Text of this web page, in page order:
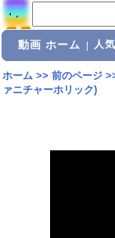
動画 ホーム 人
ホーム>> 前のページ
ァニチャーホリック)